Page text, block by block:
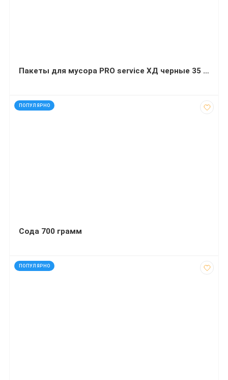
Пакеты для мусора PRO service ХД черные 35 л 100 штук 50х55 сантиметров
ПОПУЛЯРНО
код: 35074
Сода 700 грамм
ПОПУЛЯРНО
код: 44517